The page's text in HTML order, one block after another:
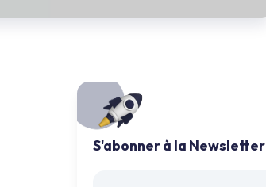
S'abonner à la Newsletter